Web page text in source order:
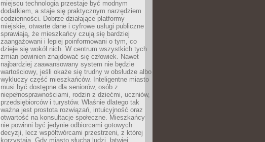
miejscu technologia przestaje być modnym
dodatkiem, a staje się praktycznym narzędziem
codzienności. Dobrze działające platformy
miejskie, otwarte dane i cyfrowe usługi publiczne
sprawiają, że mieszkańcy czują się bardziej
zaangażowani i lepiej poinformowani o tym, co
dzieje się wokół nich. W centrum wszystkich tych
zmian powinien znajdować się człowiek. Nawet
najbardziej zaawansowany system nie będzie
wartościowy, jeśli okaże się trudny w obsłudze albo
wykluczy część mieszkańców. Inteligentne miasto
musi być dostępne dla seniorów, osób z
niepełnosprawnościami, rodzin z dziećmi, uczniów,
przedsiębiorców i turystów. Właśnie dlatego tak
ważna jest prostota rozwiązań, intuicyjność oraz
otwartość na konsultacje społeczne. Mieszkańcy
nie powinni być jedynie odbiorcami gotowych
decyzji, lecz współtwórcami przestrzeni, z której
korzystają. Gdy miasto słucha ludzi, łatwiej